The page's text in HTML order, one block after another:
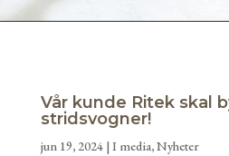
Vår kunde Ritek skal
stridsvogner!
jun 19, 2024| I media,Nyheter